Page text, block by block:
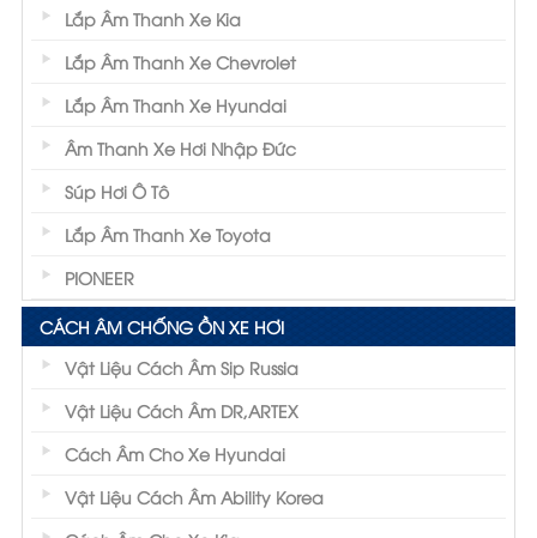
Lắp Âm Thanh Xe Kia
Lắp Âm Thanh Xe Chevrolet
Lắp Âm Thanh Xe Hyundai
Âm Thanh Xe Hơi Nhập Đức
Súp Hơi Ô Tô
Lắp Âm Thanh Xe Toyota
PIONEER
CÁCH ÂM CHỐNG ỒN XE HƠI
Vật Liệu Cách Âm Sip Russia
Vật Liệu Cách Âm DR,ARTEX
Cách Âm Cho Xe Hyundai
Vật Liệu Cách Âm Ability Korea